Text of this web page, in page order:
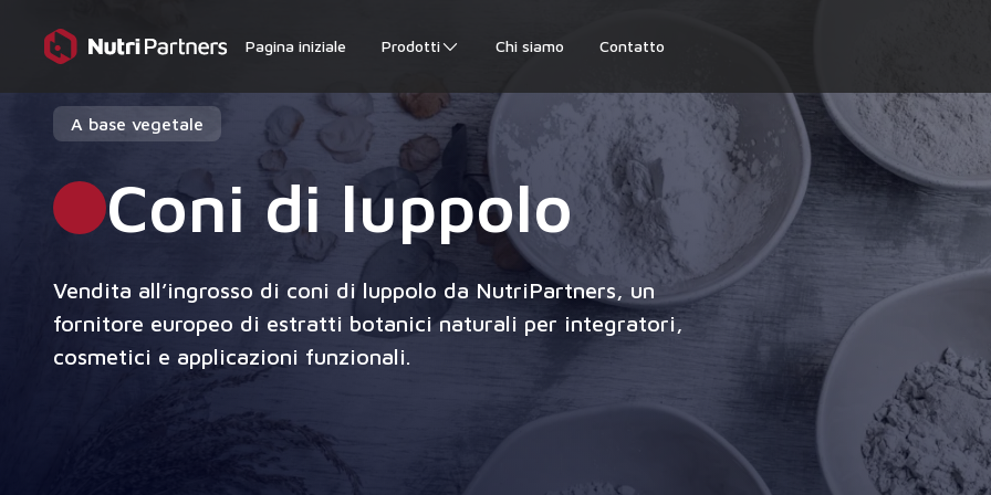
Pagina iniziale Prodotti Chi siamo Contatto
A base vegetale
Coni di luppolo
Vendita all’ingrosso di coni di luppolo da NutriPartners, un
fornitore europeo di estratti botanici naturali per integratori,
cosmetici e applicazioni funzionali.